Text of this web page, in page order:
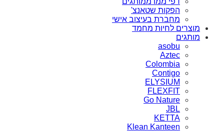
הפקות שטאנצ'
מחברת בעיצוב אישי
מוצרים לחיות מחמד
מותגים
asobu
Aztec
Colombia
Contigo
ELYSIUM
FLEXFIT
Go Nature
JBL
KETTA
Klean Kanteen